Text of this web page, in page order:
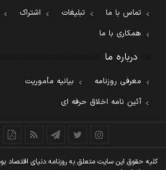
تماس با ما تبلیغات اشتراک
همکاری با ما
درباره ما
معرفی روزنامه
بیانیه مأموریت
آئین نامه اخلاق حرفه ای
کليه حقوق اين سايت متعلق به روزنامه دنيای اقتصاد